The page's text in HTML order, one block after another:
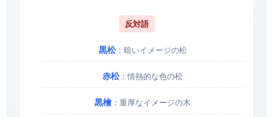
反対語
黒松：暗いイメージの松
赤松：情熱的な色の松
黒檜 ：重厚なイメージの木